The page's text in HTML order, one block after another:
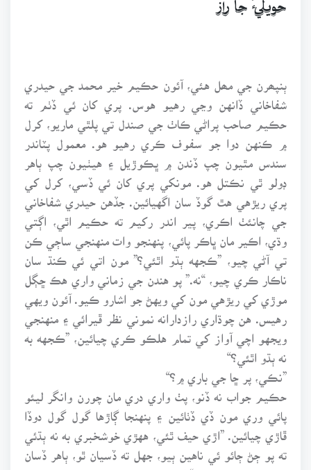
حويليءَ جا راز
ٻنپھرن جي مھل هئي، آئون حڪيم خير محمد جي حيدري
شفاخاني ڏانهن وڃي رهيو هوس. پري کان ئي ڏٺم ته
حڪيم صاحب پراڻي ڪاٺ جي صندل تي پلٿي ماريو، کرل
۾ ڪنهن دوا جو سفوف ڪري رهيو هو. معمول پٽاندر
سندس مٿيون چپ ڏندن ۾ ڀڪوڙيل ۽ هيٺيون چپ ٻاهر
ڊولو ٿي نڪتل هو. مونکي پري کان ئي ڏسي، کرل کي
پري ريڙهي هٿ گوڏ سان اگهيائين. جڏهن حيدري شفاخاني
جي چانئٺ اڪري، پير اندر رکيم ته حڪيم اٿي، اڳتي
وڌي، اڪير مان ڀاڪر پائي، پنهنجو وات منهنجي ساڄي ڪن
تي آڻي چيو، ”ڪجهه ٻڌو اٿئي؟” مون اتي ئي ڪنڌ سان
ناڪار ڪري چيو، “نه.” پو هندن جي زماني واري هڪ ڇڳل
موڙي کي ريڙهي مون کي ويهڻ جو اشارو ڪيو. آئون ويهي
رهيس. هن چوڌاري رازدارانه نموني نظر ڦيرائي ۽ منهنجي
ويجهو اچي آواز کي تمام هلڪو ڪري چيائين، ”ڪجهه به
نه ٻڌو اٿئي؟“
”نڪي، پر ڇا جي باري ۾؟“
حڪيم جواب نه ڏنو، پٺ واري دري مان چورن وانگر ليئو
پائي وري مون ڏي ڏٺائين ۽ پنهنجا ڳاڙها گول گول دوڏا
ڦاڙي چيائين. ”اڙي حيف ٿئي، ههڙي خوشخبري به نه ٻڌئي
ته پو ڄڻ ڄائو ئي ناهين ٻيو، جهل ته ڏسيان ٿو، ٻاهر ڏسان